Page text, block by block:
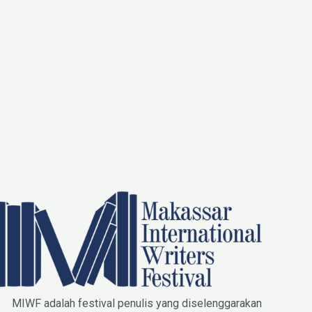
MIWF adalah festival penulis yang diselenggarakan